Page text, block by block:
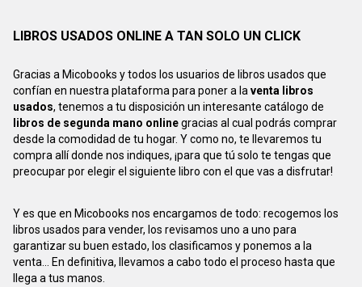
LIBROS USADOS ONLINE A TAN SOLO UN CLICK
Gracias a Micobooks y todos los usuarios de libros usados que
confían en nuestra plataforma para poner a laventa libros
usados, tenemos a tu disposición un interesante catálogo de
libros de segunda mano onlinegracias al cual podrás comprar
desde la comodidad de tu hogar. Y como no, te llevaremos tu
compra allí donde nos indiques, ¡para que tú solo te tengas que
preocupar por elegir el siguiente libro con el que vas a disfrutar!
Y es que en Micobooks nos encargamos de todo: recogemos los
libros usados para vender, los revisamos uno a uno para
garantizar su buen estado, los clasificamos y ponemos a la
venta... En definitiva, llevamos a cabo todo el proceso hasta que
llega a tus manos.